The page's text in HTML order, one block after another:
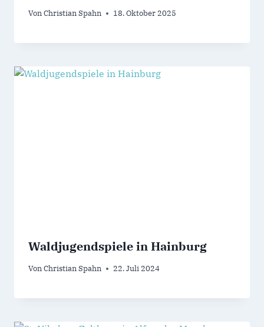
VonChristian Spahn 18. Oktober 2025
Waldjugendspiele in Hainburg
VonChristian Spahn 22. Juli 2024